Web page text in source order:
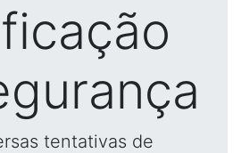
tentativas de